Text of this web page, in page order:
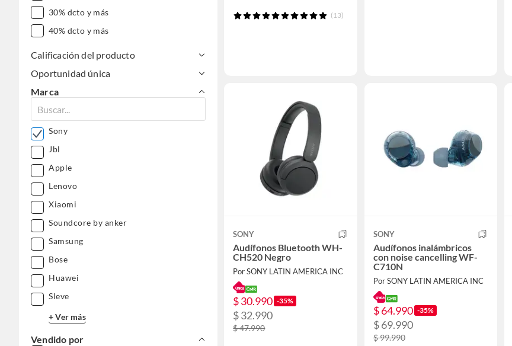
30% dcto y más
40% dcto y más
Calificación del producto
Oportunidad única
Marca
Sony
Jbl
Apple
Lenovo
Xiaomi
Soundcore by anker
Samsung
Bose
Huawei
Sleve
+ Ver más
Vendido por
(13)
SONY
Audífonos Bluetooth WH-
CH520 Negro
Por SONY LATIN AMERICA INC
$ 30.990 -35%
$ 32.990
$ 47.990
SONY
Audífonos inalámbricos
con noise cancelling WF-
C710N
Por SONY LATIN AMERICA INC
$ 64.990 -35%
$ 69.990
$ 99.990